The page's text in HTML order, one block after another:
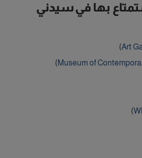
بها في سيدني
Art
)
Museum of
)
)